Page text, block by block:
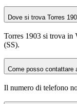
Dove si trova Torres
Torres 1903 si trova in
(SS).
Come posso contattare
Il numero di telefono